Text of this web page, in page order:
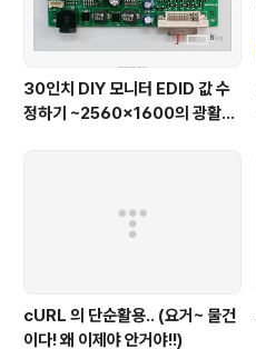
30인치 DIY 모니터 EDID 값 수
정하기 ~2560x1600의 광활한
cURL 의 단순활용.. (요거~ 물건
이다! 왜 이제야 안거야!!)